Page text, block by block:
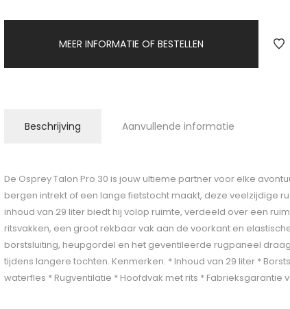
MEER INFORMATIE OF BESTELLEN
Beschrijving Aanvullende informatie
De Osprey Talon Pro 30 is jouw ultieme partner voor elke
bergen intrekt of een lange fietstocht maakt, deze veelzijdige
inhoud van 29 liter biedt hij volop ruimte, verdeeld over een
ritsvakken, een groot rekbaar vak aan de voorkant en
borstsluiting, heupgordel en het geventileerde rugpaneel
tijdens langere tochten. Kenmerken: * Inhoud van 29 liter *
waterfles * Rugventilatie * Hoofdvak met rits * Fabrieksgarantie